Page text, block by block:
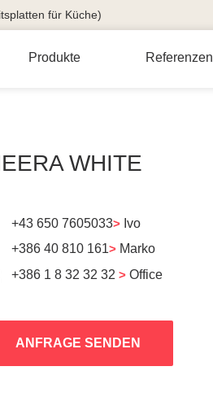
für Küche)
Produkte Referenzen
WHITE
+43 650 7605033> Ivo
+386 40 810 161> Marko
+386 1 8 32 32 32 > Office
ANFRAGE SENDEN